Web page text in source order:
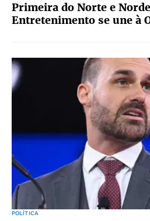
Primeira do Norte e
Entretenimento se une à
POLÍTICA